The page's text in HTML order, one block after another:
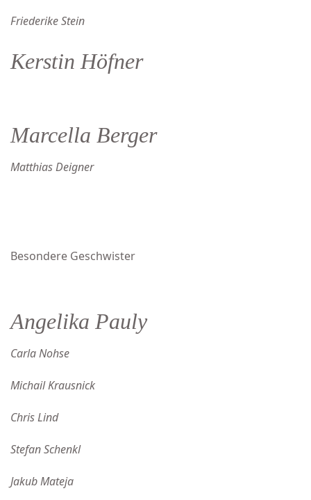
Friederike Stein
Kerstin Höfner
Marcella Berger
Matthias Deigner
Besondere Geschwister
Angelika Pauly
Carla Nohse
Michail Krausnick
Chris Lind
Stefan Schenkl
Jakub Mateja